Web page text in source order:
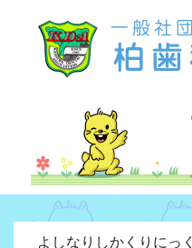
よしなりしかくりにっく